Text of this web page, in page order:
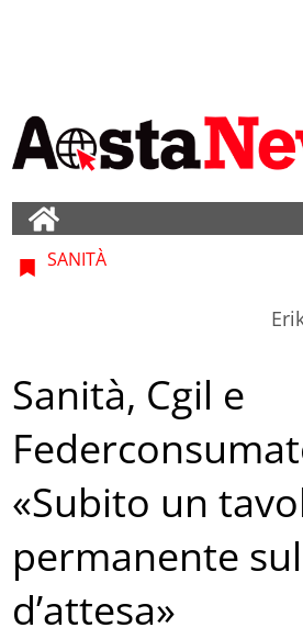
SANITÀ
Sanità, Cgil e
«Subito un
permanente
d’attesa»